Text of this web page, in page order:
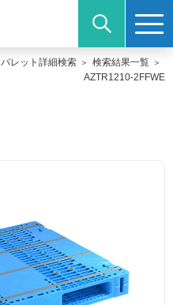
パレット詳細検索
検索結果一覧
AZTR1210-2FFWE